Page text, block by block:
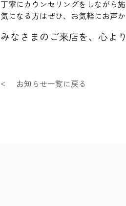
丁寧にカウンセリングをしながら
気になる方はぜひ、お気軽にお声
みなさまのご来店を、心よ
お知らせ一覧に戻る